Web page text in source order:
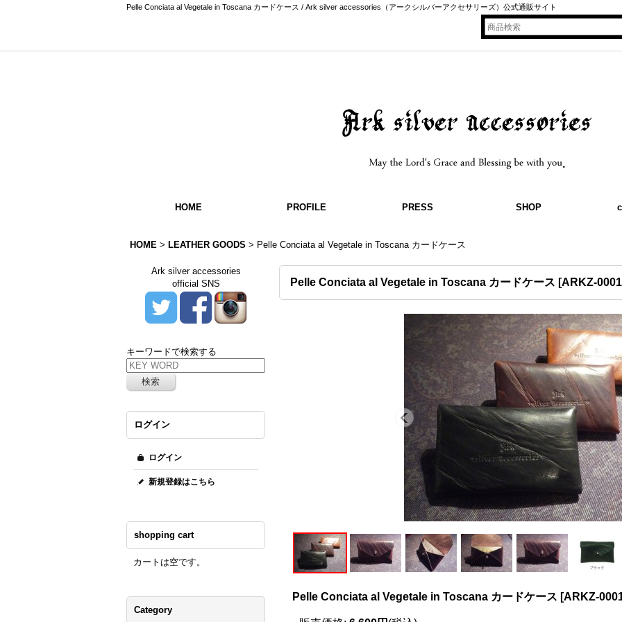
Pelle Conciata al Vegetale in Toscana カードケース / Ark silver accessories（アークシルバーアクセサリーズ）公式通販サイト
HOME PROFILE PRESS SHOP
HOME > LEATHER GOODS > Pelle Conciata al Vegetale in Toscana カードケース
Ark silver accessories
official SNS
キーワードで検索する
ログイン
ログイン
新規登録はこちら
shopping cart
カートは空です。
Category
Pelle Conciata al Vegetale in Toscana カードケース [ARKZ-0001
Pelle Conciata al Vegetale in Toscana カードケース [ARKZ-